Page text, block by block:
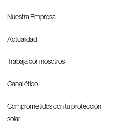
Nuestra Empresa
Actualidad
Trabaja con nosotros
Canal ético
Comprometidos con tu protección
solar